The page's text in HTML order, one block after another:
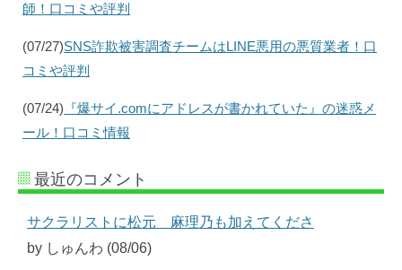
師！口コミや評判
(07/27)SNS詐欺被害調査チームはLINE悪用の悪質業者！口
コミや評判
(07/24) 『爆サイ.comにアドレスが書かれていた』の迷惑メ
ール！口コミ情報
最近のコメント
サクラリストに松元 麻理乃も加えてくださ
by しゅんわ (08/06)